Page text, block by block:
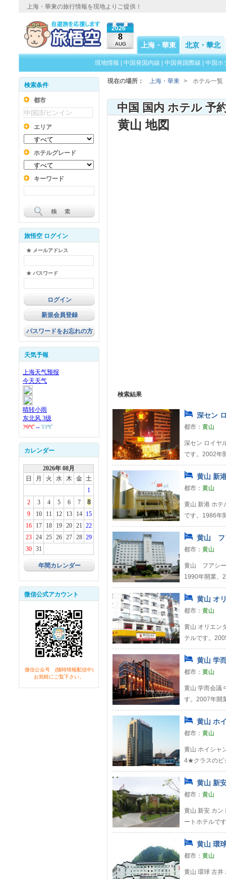
上海・華東の旅行情報を現地よりご提供！
2026
8
AUG 上海・華東 北京・華北
現地情報 中国発国内線 中国発国際線 中国ホ
検索条件
都市
エリア
ホテルグレード
キーワード
旅悟空 ログイン
★ メールアドレス
★ パスワード
新規会員登録
パスワードをお忘れの方
天気予報
カレンダー
2026年 08月
日
月 火 水 木 金 土
1
2
3 4 5 6 7 8
9 10 11 12 13 14
15
16
17 18 19 20 21 22
23
24 25 26 27 28 29
30
31
年間カレンダー
微信公式アカウント
微信公众号 (随時情報配信中)
お気軽にご覧下さい。
現在の場所： 上海・華東 > ホテル一覧
中国 国内 ホテル 予
黄山 地図
検索結果
深セン
都市： 黄山
深セン ロイヤ
です。2002年
黄山 新
都市： 黄山
黄山 新港 ホテ
です。1986年
黄山 フ
都市： 黄山
黄山 フアシ
1990年開業、
黄山 オ
都市： 黄山
黄山 オリエン
テルです。
黄山 学
都市： 黄山
黄山 学而会議
す。2007年開
黄山 ホ
都市： 黄山
黄山 ホイシャ
4★クラスのビ
黄山 新
都市： 黄山
黄山 新安 カン
ートホテルで
黄山 環
都市： 黄山
黄山 環球 古井